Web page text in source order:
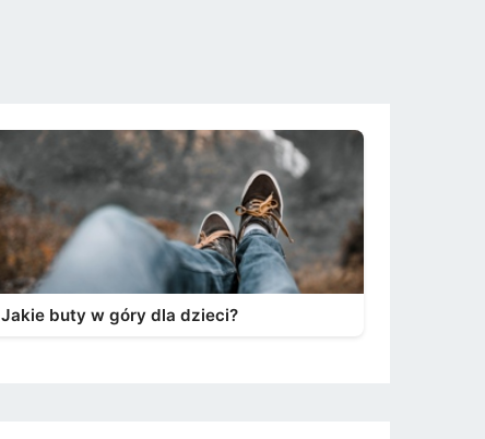
Jakie buty w góry dla dzieci?